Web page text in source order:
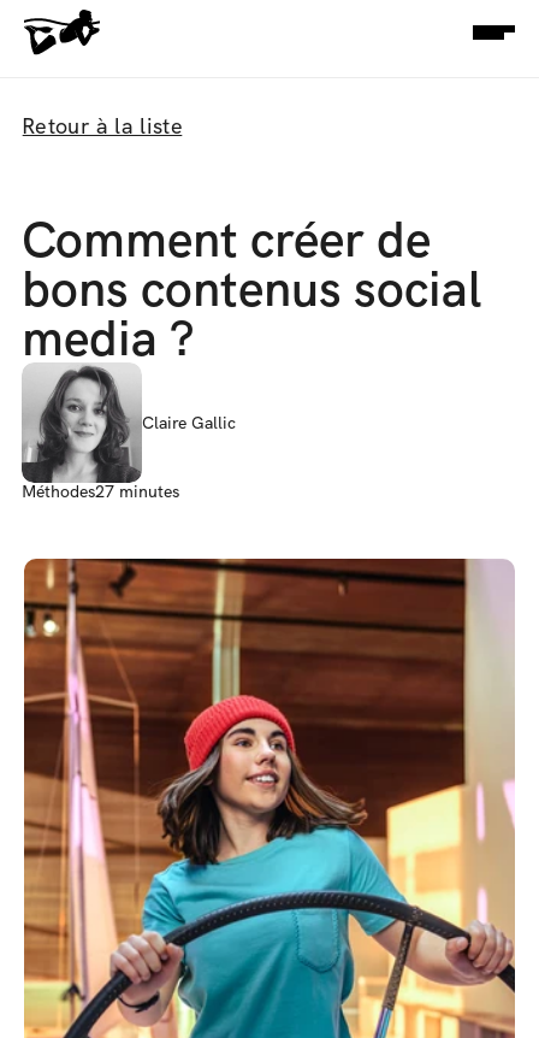
Retour à la liste
Comment créer de
bons contenus social
media ?
Claire Gallic
Méthodes27 minutes